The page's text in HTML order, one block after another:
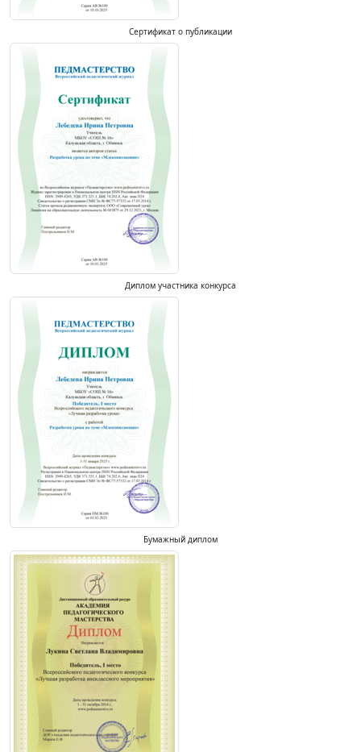
Сертификат о публикации
Диплом участника конкурса
Бумажный диплом